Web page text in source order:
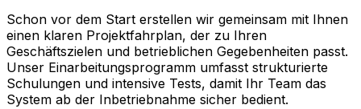
Schon vor dem Start erstellen wir gemeinsam mit Ihnen
einen klaren Projektfahrplan, der zu Ihren
Geschäftszielen und betrieblichen Gegebenheiten passt.
Unser Einarbeitungsprogramm umfasst strukturierte
Schulungen und intensive Tests, damit Ihr Team das
System ab der Inbetriebnahme sicher bedient.